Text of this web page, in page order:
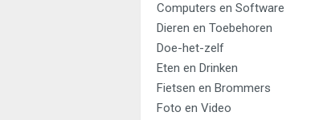
Computers en Software
Dieren en Toebehoren
Doe-het-zelf
Eten en Drinken
Fietsen en Brommers
Foto en Video